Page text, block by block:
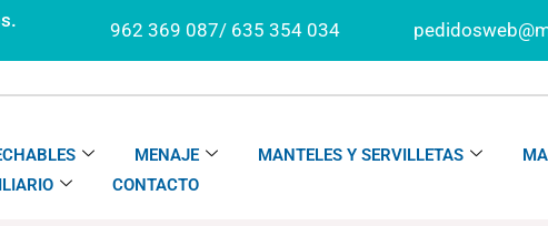
962 369 087/ 635 354 034
MENAJE MANTELES Y SERVILLETAS
CONTACTO